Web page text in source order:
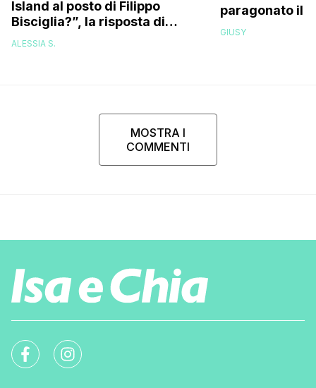
Island al posto di Filippo
Bisciglia?”, la risposta di
Karina Cascella: “Andrei di
ALESSIA S.
paragonato il
compagno
GIUSY
MOSTRA I
COMMENTI